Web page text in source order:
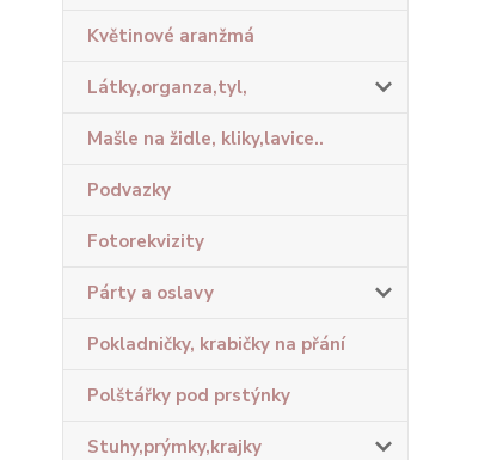
Květinové aranžmá
Látky,organza,tyl,
Mašle na židle, kliky,lavice..
Podvazky
Fotorekvizity
Párty a oslavy
Pokladničky, krabičky na přání
Polštářky pod prstýnky
Stuhy,prýmky,krajky